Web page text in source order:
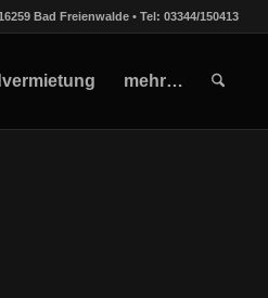
Bad Freienwalde • Tel: 03344/150413
mehr…